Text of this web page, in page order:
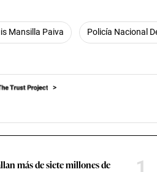
Mansilla Paiva Policía Nacional
más de siete millones de